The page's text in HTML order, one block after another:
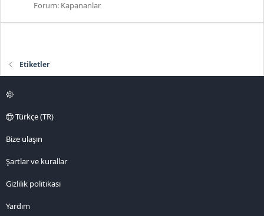
Forum: Kapananlar
Etiketler
Türkçe (TR)
Bize ulaşın
Şartlar ve kurallar
Gizlilik politikası
Yardım